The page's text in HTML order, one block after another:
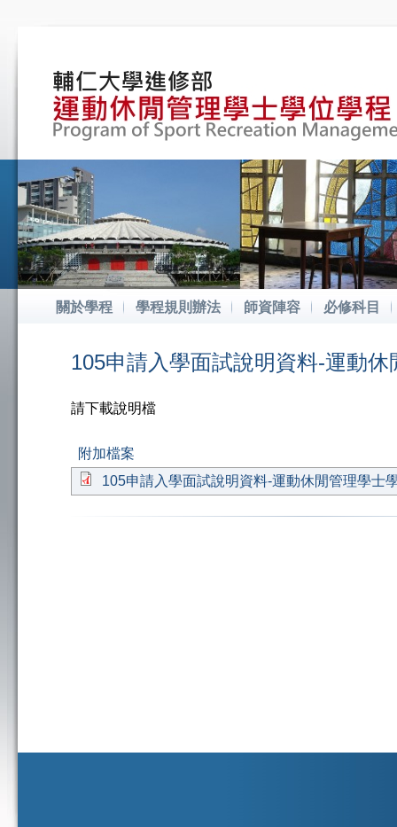
關於學程 學程規則辦法 師資陣容 必修科目
105申請入學面試說明資料-運動
請下載說明檔
附加檔案
105申請入學面試說明資料-運動休閒管理學士